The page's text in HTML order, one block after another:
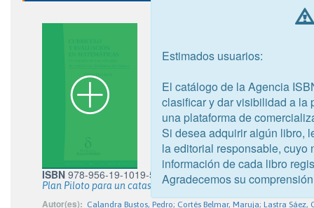
ISBN 978-956-19-1019-5
Plan Piloto para un catastro de tierra adquiridas por CONADI
Autor(es): Calandra Bustos, Pedro; Cortés Belmar, Maruja; Lastra
Estimados usuarios:
El catálogo de la Agencia
clasificar y dar visibilidad a la
una plataforma de
Si desea adquirir algún libro,
la editorial responsable, cuyo
información de cada libro
Agradecemos su